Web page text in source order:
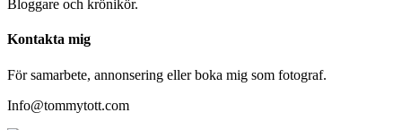
Bloggare och krönikör.
Kontakta mig
För samarbete, annonsering eller boka mig som fotograf.
Info@tommytott.com